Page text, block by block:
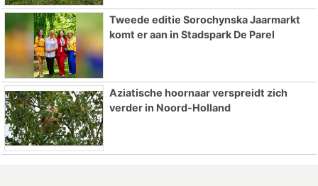
Tweede editie Sorochynska Jaarmarkt
komt er aan in Stadspark De Parel
Aziatische hoornaar verspreidt zich
verder in Noord-Holland